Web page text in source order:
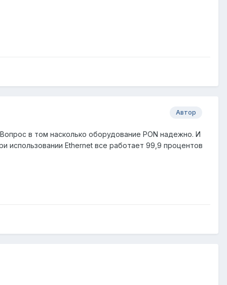
Автор
в том насколько оборудование PON надежно. И
использовании Ethernet все работает 99,9 процентов